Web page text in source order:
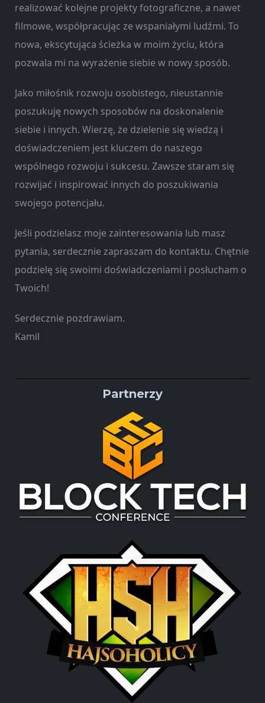
realizować kolejne projekty fotograficzne, a nawet
filmowe, współpracując ze wspaniałymi ludźmi. To
nowa, ekscytująca ścieżka w moim życiu, która
pozwala mi na wyrażenie siebie w nowy sposób.
Jako miłośnik rozwoju osobistego, nieustannie
poszukuję nowych sposobów na doskonalenie
siebie i innych. Wierzę, że dzielenie się wiedzą i
doświadczeniem jest kluczem do naszego
wspólnego rozwoju i sukcesu. Zawsze staram się
rozwijać i inspirować innych do poszukiwania
swojego potencjału.
Jeśli podzielasz moje zainteresowania lub masz
pytania, serdecznie zapraszam do kontaktu. Chętnie
podzielę się swoimi doświadczeniami i posłucham o
Twoich!
Serdecznie pozdrawiam.
Kamil
Partnerzy